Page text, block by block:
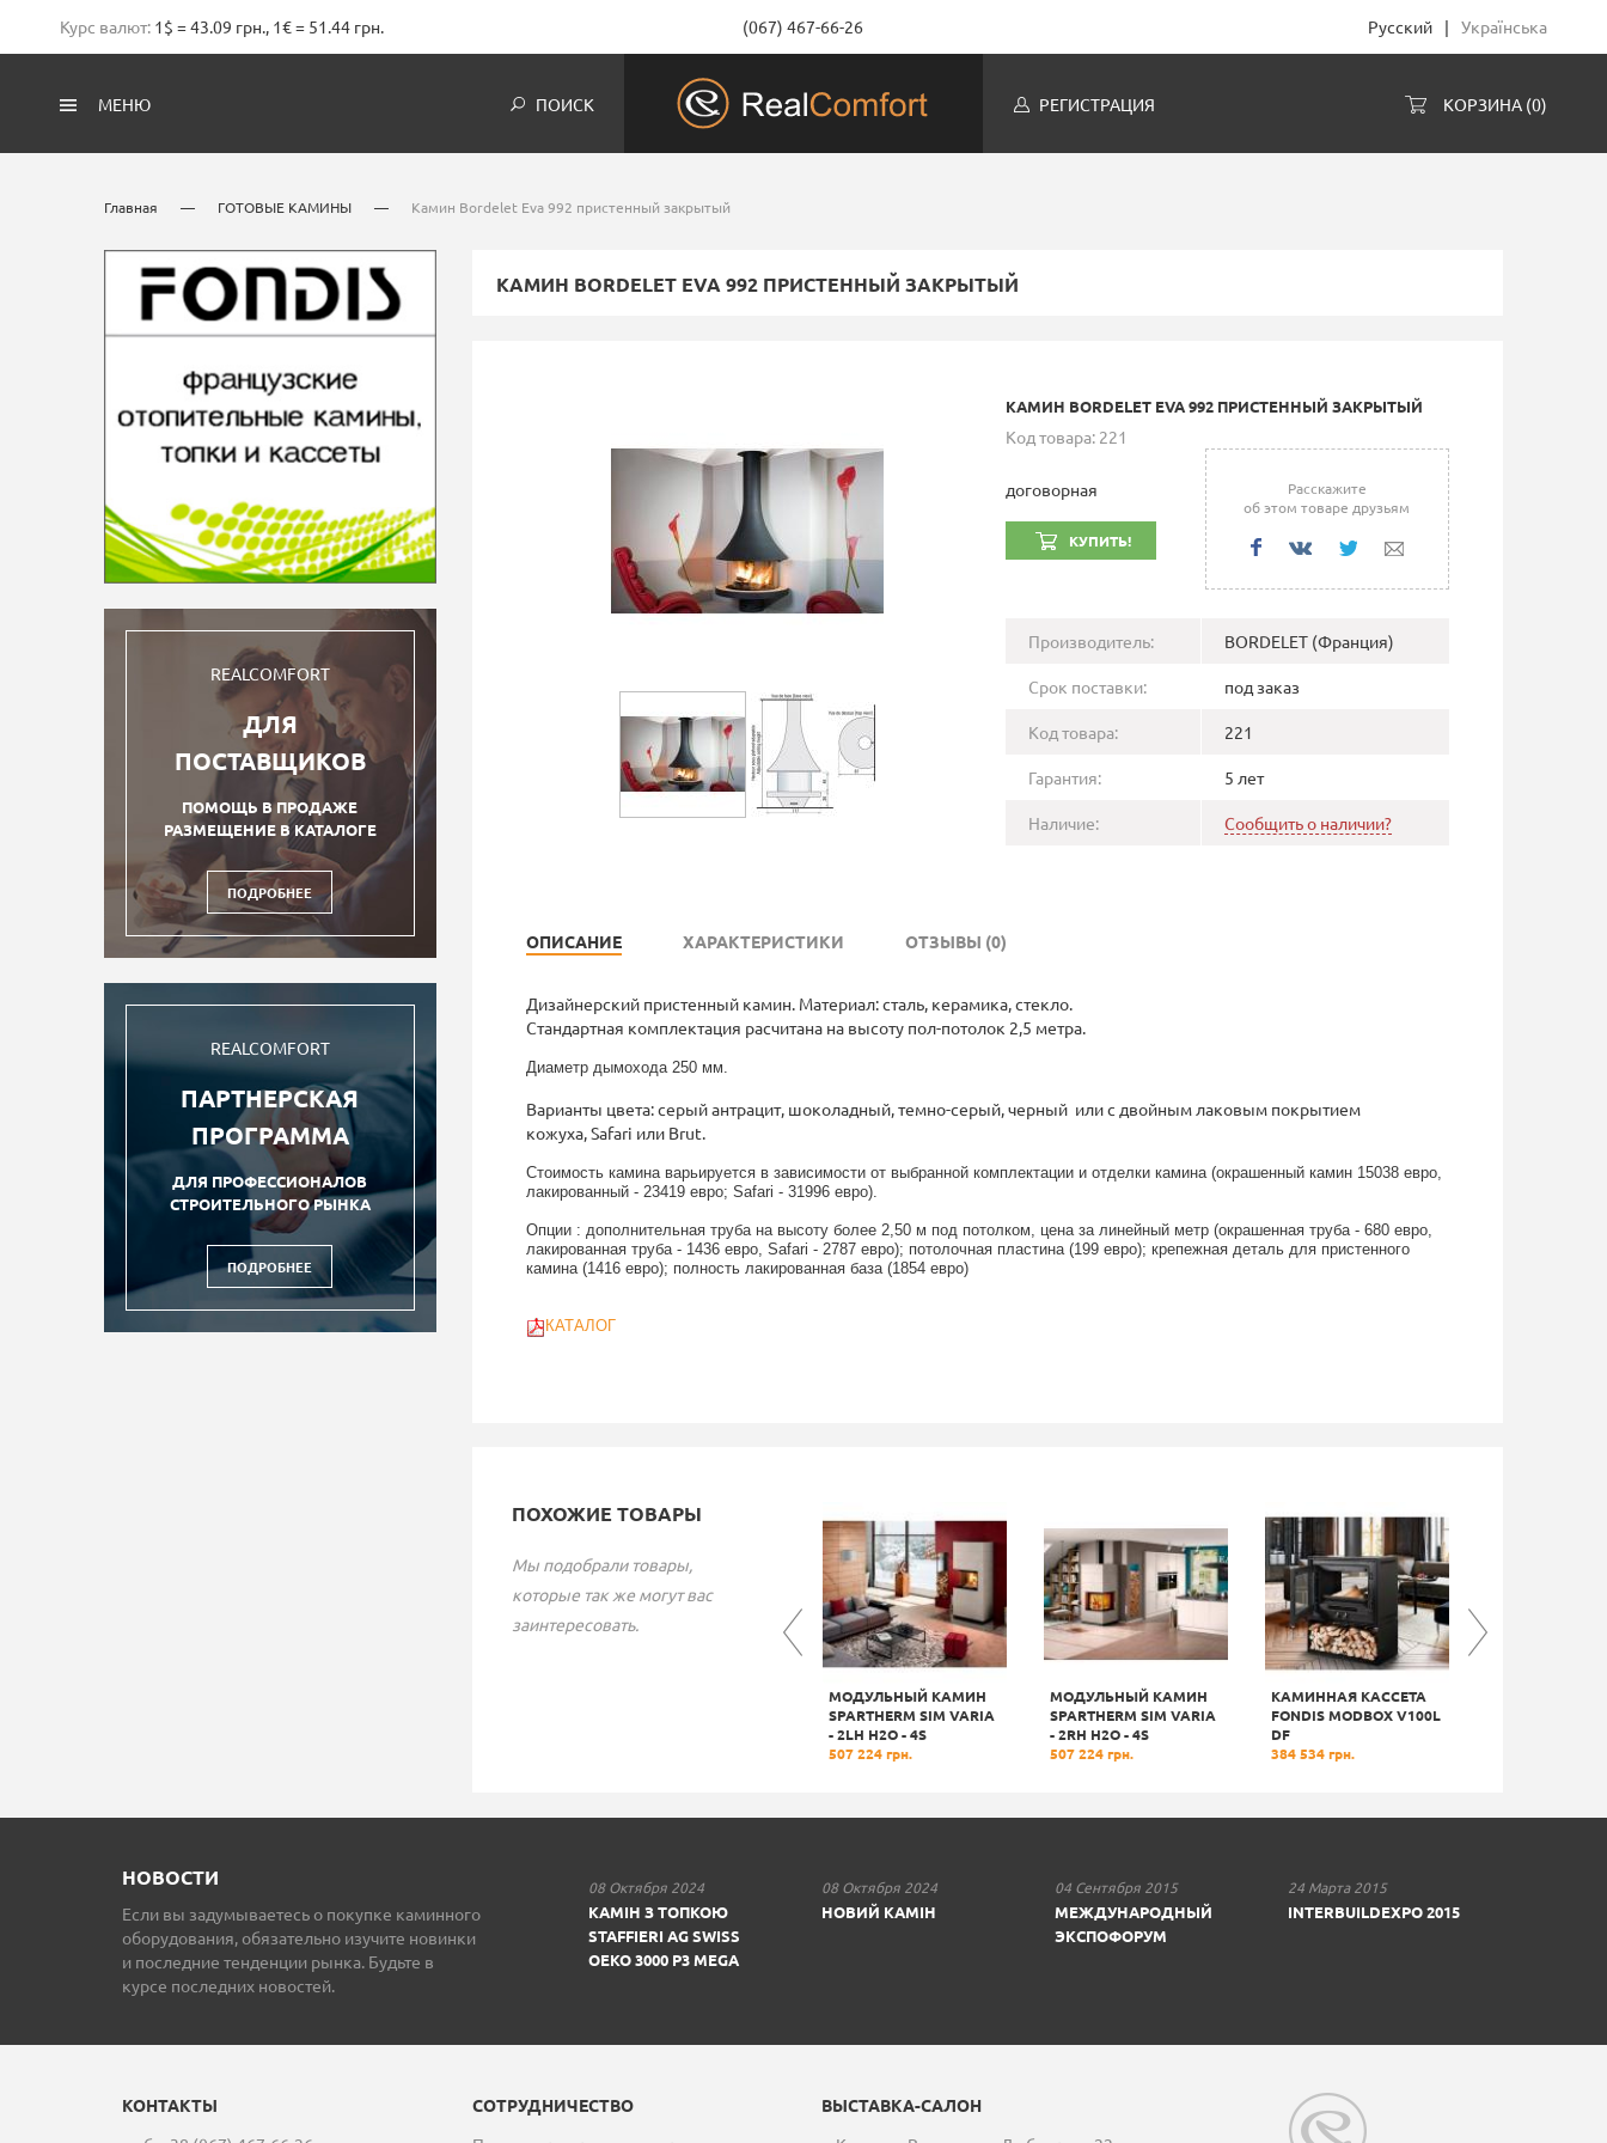
Курс валют: 1$ = 43.09 грн., 1€ = 51.44 грн. (067) 467-66-26 Русский | Українська
МЕНЮ ПОИСК РЕГИСТРАЦИЯ КОРЗИНА (0)
Главная — ГОТОВЫЕ КАМИНЫ — Камин Bordelet Eva 992 пристенный закрытый
REALCOMFORT
ДЛЯ
ПОСТАВЩИКОВ
ПОМОЩЬ В ПРОДАЖЕ
РАЗМЕЩЕНИЕ В КАТАЛОГЕ
ПОДРОБНЕЕ
REALCOMFORT
ПАРТНЕРСКАЯ
ПРОГРАММА
ДЛЯ ПРОФЕССИОНАЛОВ
СТРОИТЕЛЬНОГО РЫНКА
ПОДРОБНЕЕ
КАМИН BORDELET EVA 992 ПРИСТЕННЫЙ ЗАКРЫТЫЙ
КАМИН BORDELET EVA 992 ПРИСТЕННЫЙ ЗАКРЫТЫЙ
Код товара: 221
договорная
КУПИТЬ!
Расскажите
об этом товаре друзьям
Производитель: BORDELET (Франция)
Срок поставки: под заказ
Код товара: 221
Гарантия: 5 лет
Наличие: Сообщить о наличии?
ОПИСАНИЕ ХАРАКТЕРИСТИКИ ОТЗЫВЫ (0)
Дизайнерский пристенный камин. Материал: сталь, керамика, стекло.
Стандартная комплектация расчитана на высоту пол-потолок 2,5 метра.
Диаметр дымохода 250 мм.
Варианты цвета: серый антрацит, шоколадный, темно-серый, черный или с двойным лаковым покрытием
кожуха, Safari или Brut.
Стоимость камина варьируется в зависимости от выбранной комплектации и отделки камина (окрашенный камин 15038 евро,
лакированный - 23419 евро; Safari - 31996 евро).
Опции : дополнительная труба на высоту более 2,50 м под потолком, цена за линейный метр (окрашенная труба - 680 евро,
лакированная труба - 1436 евро, Safari - 2787 евро); потолочная пластина (199 евро); крепежная деталь для пристенного
камина (1416 евро); полность лакированная база (1854 евро)
КАТАЛОГ
ПОХОЖИЕ ТОВАРЫ
Мы подобрали товары,
которые так же могут вас
заинтересовать.
МОДУЛЬНЫЙ КАМИН
SPARTHERM SIM VARIA
- 2LH H2О - 4S
507 224 грн.
МОДУЛЬНЫЙ КАМИН
SPARTHERM SIM VARIA
- 2RH H2О - 4S
507 224 грн.
КАМИННАЯ КАССЕТА
FONDIS MODBOX V100L
DF
384 534 грн.
НОВОСТИ
Если вы задумываетесь о покупке каминного
оборудования, обязательно изучите новинки
и последние тенденции рынка. Будьте в
курсе последних новостей.
08 Октября 2024
КАМІН З ТОПКОЮ
STAFFIERI AG SWISS
OEKO 3000 P3 MEGA
08 Октября 2024
НОВИЙ КАМІН
04 Сентября 2015
МЕЖДУНАРОДНЫЙ
ЭКСПОФОРУМ
24 Марта 2015
INTERBUILDEXPO 2015
КОНТАКТЫ
СОТРУДНИЧЕСТВО
ВЫСТАВКА-САЛОН